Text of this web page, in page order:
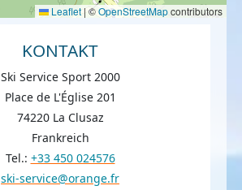
Leaflet | ©OpenStreetMapcontributors
KONTAKT
Ski Service Sport 2000
Place de L'Église 201
74220 La Clusaz
Frankreich
Tel.: +33 450 024576
ski-service@orange.fr